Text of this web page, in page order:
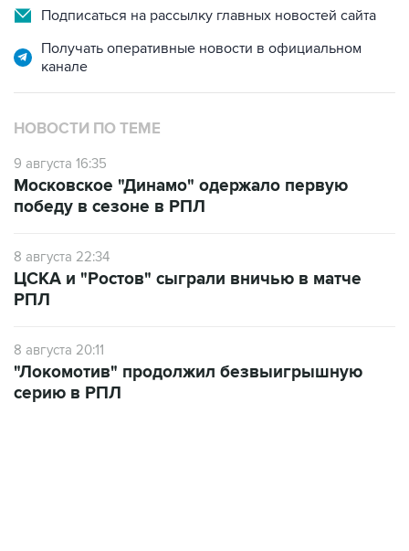
Подписаться на рассылку главных новостей сайта
Получать оперативные новости в официальном
канале
НОВОСТИ ПО ТЕМЕ
9 августа 16:35
Московское "Динамо" одержало первую
победу в сезоне в РПЛ
8 августа 22:34
ЦСКА и "Ростов" сыграли вничью в матче
РПЛ
8 августа 20:11
"Локомотив" продолжил безвыигрышную
серию в РПЛ